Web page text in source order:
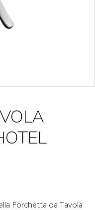
Forchetta da Tavola